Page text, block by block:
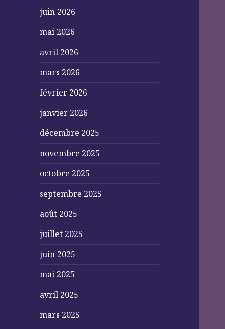
juin 2026
mai 2026
avril 2026
mars 2026
février 2026
janvier 2026
décembre 2025
novembre 2025
octobre 2025
septembre 2025
août 2025
juillet 2025
juin 2025
mai 2025
avril 2025
mars 2025